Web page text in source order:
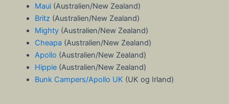
Maui (Australien/New Zealand)
Britz (Australien/New Zealand)
Mighty (Australien/New Zealand)
Cheapa (Australien/New Zealand)
Apollo (Australien/New Zealand)
Hippie(Australien/New Zealand)
Bunk Campers/Apollo UK (UK og Irland)